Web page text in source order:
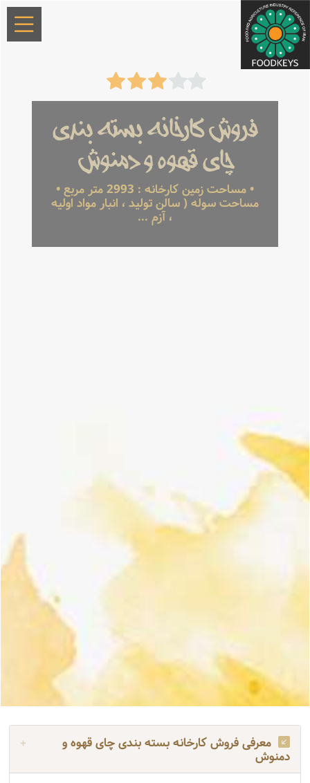
فروش کارخانه بسته بندی
چای قهوه و دمنوش
• مساحت زمین کارخانه : 2993 متر مربع •
مساحت سوله ( سالن تولید ، انبار مواد اولیه
، آزم ...
معرفی فروش کارخانه بسته بندی چای قهوه و
دمنوش